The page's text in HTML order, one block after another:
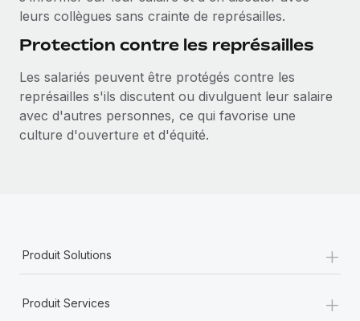
leurs collègues sans crainte de représailles.
Protection contre les représailles
Les salariés peuvent être protégés contre les
représailles s'ils discutent ou divulguent leur salaire
avec d'autres personnes, ce qui favorise une
culture d'ouverture et d'équité.
Produit Solutions +
Produit Services +